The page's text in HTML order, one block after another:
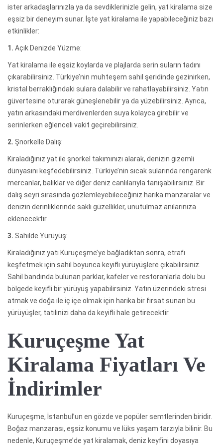
ister arkadaşlarınızla ya da sevdiklerinizle gelin, yat kiralama size
eşsiz bir deneyim sunar. İşte yat kiralama ile yapabileceğiniz bazı
etkinlikler:
1. Açık Denizde Yüzme:
Yat kiralama ile eşsiz koylarda ve plajlarda serin suların tadını
çıkarabilirsiniz. Türkiye’nin muhteşem sahil şeridinde gezinirken,
kristal berraklığındaki sulara dalabilir ve rahatlayabilirsiniz. Yatın
güvertesine oturarak güneşlenebilir ya da yüzebilirsiniz. Ayrıca,
yatın arkasındaki merdivenlerden suya kolayca girebilir ve
serinlerken eğlenceli vakit geçirebilirsiniz.
2. Şnorkelle Dalış:
Kiraladığınız yat ile şnorkel takımınızı alarak, denizin gizemli
dünyasını keşfedebilirsiniz. Türkiye’nin sıcak sularında rengarenk
mercanlar, balıklar ve diğer deniz canlılarıyla tanışabilirsiniz. Bir
dalış seyri sırasında gözlemleyebileceğiniz harika manzaralar ve
denizin derinliklerinde saklı güzellikler, unutulmaz anılarınıza
eklenecektir.
3. Sahilde Yürüyüş:
Kiraladığınız yatı Kuruçeşme’ye bağladıktan sonra, etrafı
keşfetmek için sahil boyunca keyifli yürüyüşlere çıkabilirsiniz.
Sahil bandında bulunan parklar, kafeler ve restoranlarla dolu bu
bölgede keyifli bir yürüyüş yapabilirsiniz. Yatın üzerindeki stresi
atmak ve doğa ile iç içe olmak için harika bir fırsat sunan bu
yürüyüşler, tatilinizi daha da keyifli hale getirecektir.
Kuruçeşme Yat
Kiralama Fiyatları Ve
İndirimler
Kuruçeşme, İstanbul’un en gözde ve popüler semtlerinden biridir.
Boğaz manzarası, eşsiz konumu ve lüks yaşam tarzıyla bilinir. Bu
nedenle, Kuruçeşme’de yat kiralamak, deniz keyfini doyasıya